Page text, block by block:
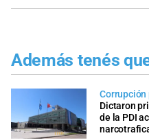
Además tenés
Dictaron
de la PDI